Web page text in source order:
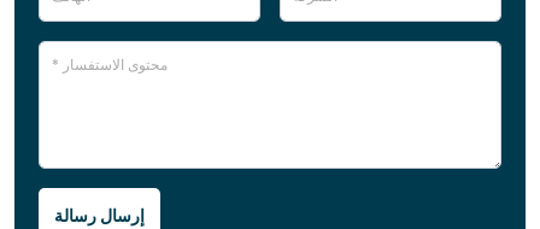
إرسال رسالة